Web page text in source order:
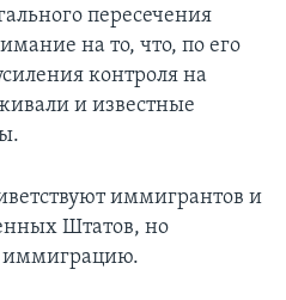
пересечения
на то, что, по его
контроля на
и известные
иммигрантов и
Штатов, но
иммиграцию.